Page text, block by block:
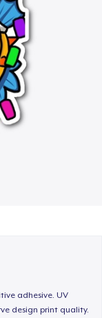
adhesive. UV
design print quality.